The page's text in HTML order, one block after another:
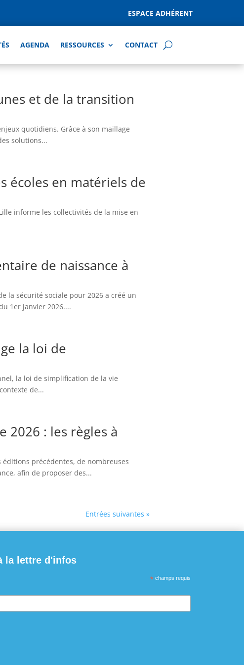
ESPACE ADHÉRENT
AGENDA RESSOURCES CONTACT
et de la transition
quotidiens. Grâce à son maillage
solutions...
écoles en matériels de
informe les collectivités de la mise en
de naissance à
la sécurité sociale pour 2026 a créé un
1er janvier 2026....
la loi de
la loi de simplification de la vie
de...
2026 : les règles à
précédentes, de nombreuses
afin de proposer des...
Entrées suivantes »
la lettre d'infos
* champs requis